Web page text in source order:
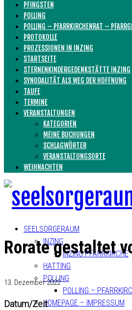
PFINGSTEN
POLLING
POLLING – PFARRKIRCHENRAT –
PROTOKOLLE
PROZESSIONEN IN INZING
STARTSEITE
STERNENKINDERGEDENKSTÄTTE INZING
SYNODALITÄT ALS WEG DER HOFFNUNG
TAUFE
TERMINE
VERANSTALTUNGEN
KATEGORIEN
MEINE BUCHUNGEN
SCHLAGWÖRTER
VERANSTALTUNGSORTE
WEIHNACHTEN
SEELSORGERAUM
INZING
INZING PFARRKIRCHE
HATTING
POLLING
POLLING –
HOMEPAGE – IMPRESSUM
Rorate gestaltet
13. Dezember 2022
Datum/Zeit